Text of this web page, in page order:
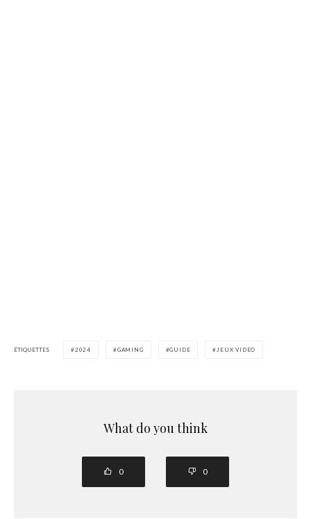
ÉTIQUETTES 2024 GAMING GUIDE JEUX VIDEO
What do you think
0 0